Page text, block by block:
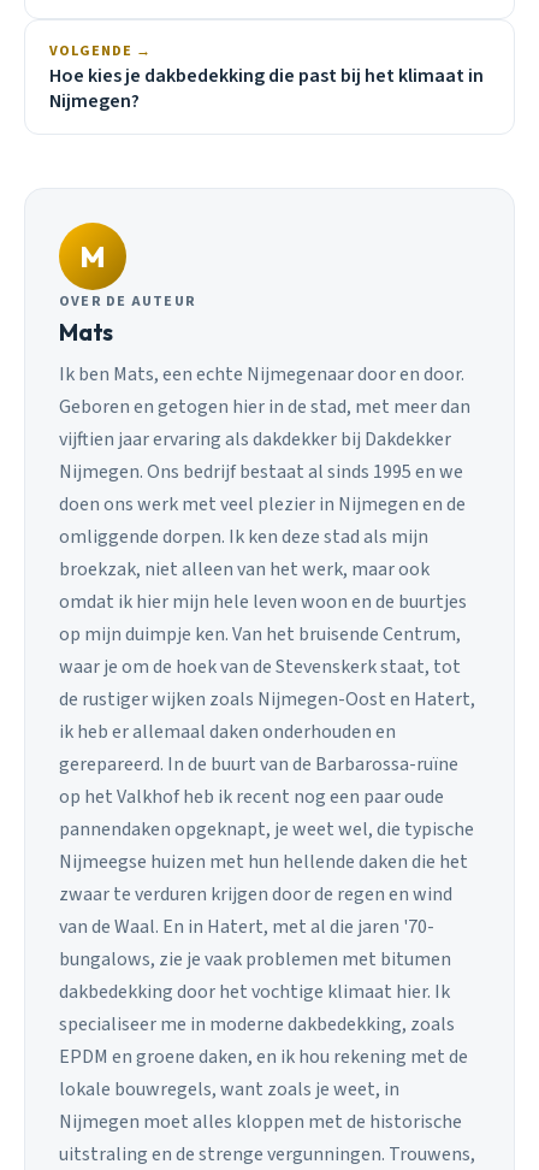
VOLGENDE →
Hoe kies je dakbedekking die past bij het klimaat in
Nijmegen?
M
OVER DE AUTEUR
Mats
Ik ben Mats, een echte Nijmegenaar door en door.
Geboren en getogen hier in de stad, met meer dan
vijftien jaar ervaring als dakdekker bij Dakdekker
Nijmegen. Ons bedrijf bestaat al sinds 1995 en we
doen ons werk met veel plezier in Nijmegen en de
omliggende dorpen. Ik ken deze stad als mijn
broekzak, niet alleen van het werk, maar ook
omdat ik hier mijn hele leven woon en de buurtjes
op mijn duimpje ken. Van het bruisende Centrum,
waar je om de hoek van de Stevenskerk staat, tot
de rustiger wijken zoals Nijmegen-Oost en Hatert,
ik heb er allemaal daken onderhouden en
gerepareerd. In de buurt van de Barbarossa-ruïne
op het Valkhof heb ik recent nog een paar oude
pannendaken opgeknapt, je weet wel, die typische
Nijmeegse huizen met hun hellende daken die het
zwaar te verduren krijgen door de regen en wind
van de Waal. En in Hatert, met al die jaren '70-
bungalows, zie je vaak problemen met bitumen
dakbedekking door het vochtige klimaat hier. Ik
specialiseer me in moderne dakbedekking, zoals
EPDM en groene daken, en ik hou rekening met de
lokale bouwregels, want zoals je weet, in
Nijmegen moet alles kloppen met de historische
uitstraling en de strenge vergunningen. Trouwens,